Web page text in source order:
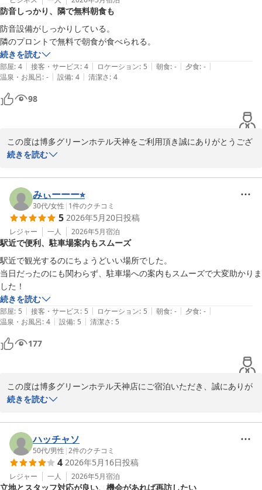
また福岡へお越しの際には、ぜひ当ホテルをご利用いただけますと
幸いです。
スタッフ一同、心よりお待ち申し上げております。
フロント：サンジブ
博多グリーンホテル天神
防音しっかり、隣で無料朝食も
防音設備がしっかりしている。
続きを読む
部屋: 4 | 接客・サービス: 4 | ロケーション: 5 | 朝食: - | 夕食: - |
温泉・お風呂: - | 設備: 4 | 清潔さ: 4
98
この度は博多グリーンホテル天神をご利用頂き誠にありがとうござ
います。
きました事、重ねて御礼申し上げます。
防音設備についてご満足いただけたとのお言葉、大変嬉しく拝見い
たしました。ご滞在中、快適にお過ごしいただけたご様子に、スタ
ッフ一同喜ばしい限りでございます。
お客様のご投稿にもございますよう、当ホテルは無料の軽朝食サー
ビスがございます。1日の始まりを気持ちよく迎えていただけてお
りましたら幸いです。
また、お客様にお会い出来ます日をスタッフ一同心よりお待ち申し
上げております。
フロント　菊本
博多グリーンホテル天神
2026-06-03
続きを読む
みぃーーー⭐︎
30代/女性 | 1件のクチコミ
5 2026年5月20日投稿
レジャー 一人 2026年5月宿泊
駅近で便利、駐車場案内もスムーズ
駅近で観光するのにちょうどいい場所でした。
当日だったのにも関わらず、駐車場への案内もスムーズで大変助かりま
した！
続きを読む
部屋: 5 | 接客・サービス: 5 | ロケーション: 5 | 朝食: - | 夕食: - |
温泉・お風呂: 4 | 設備: 5 | 清潔さ: 5
177
この度は博多グリーンホテル天神店にご宿泊いただき、誠にありが
とうございます。
当館の立地につきましてご満足いただけたご様子を大変嬉しく拝読
いたしました。天神や大名、屋台巡りなど、福岡でのご滞在を満喫
していただけたようで何よりでございます。
また、地下鉄赤坂駅5番出口から徒歩1〜2分とアクセスの良さも、
続きを読む
ハッチャソ
50代/男性 |2件のクチコミ
4 2026年5月16日投稿
レジャー 一人 2026年5月宿泊
立地とスタッフ対応が良い、機会があれば再訪したい